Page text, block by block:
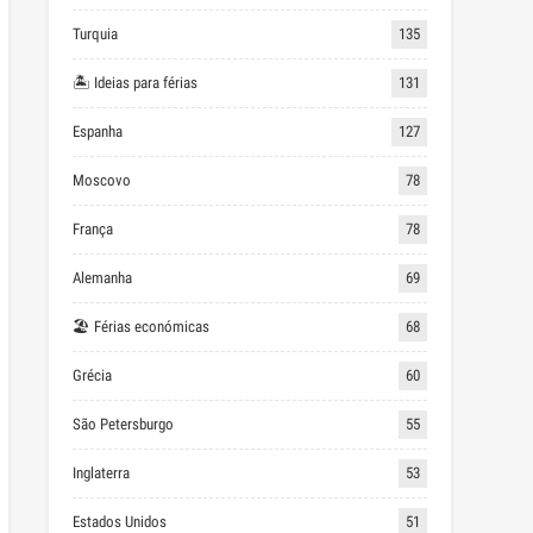
Turquia 135
🏝 Ideias para férias 131
Espanha 127
Moscovo 78
França 78
Alemanha 69
🏖 Férias económicas 68
Grécia 60
São Petersburgo 55
Inglaterra 53
Estados Unidos 51